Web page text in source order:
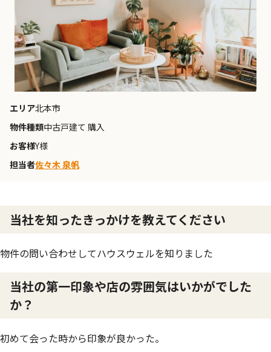
エリア北本市
物件種類中古戸建て 購入
お客様Y様
担当者佐々木 泉帆
当社を知ったきっかけを教えてください
物件の問い合わせしてハウスウェルを知りました
当社の第一印象や店の雰囲気はいかがでした
か？
初めて会った時から印象が良かった。